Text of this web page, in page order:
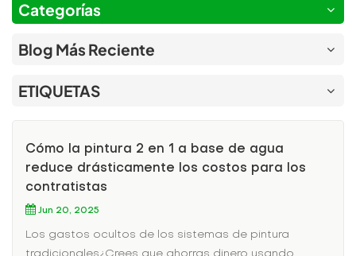
Categorías
Blog Más Reciente
ETIQUETAS
Cómo la pintura 2 en 1 a base de agua
reduce drásticamente los costos para los
contratistas
Jun 20, 2025
Los gastos ocultos de los sistemas de pintura
tradicionales¿Crees que ahorras dinero usando